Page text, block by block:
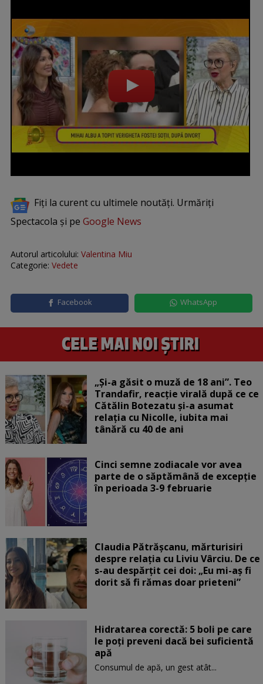
Fiți la curent cu ultimele noutăți. Urmăriți
Spectacola și pe Google News
Autorul articolului: Valentina Miu
Categorie: Vedete
Facebook WhatsApp
„Și-a găsit o muză de 18 ani”. Teo
Trandafir, reacție virală după ce ce
Cătălin Botezatu și-a asumat
relația cu Nicolle, iubita mai
tânără cu 40 de ani
Cinci semne zodiacale vor avea
parte de o săptămână de excepție
în perioada 3-9 februarie
Claudia Pătrășcanu, mărturisiri
despre relația cu Liviu Vârciu. De ce
s-au despărțit cei doi: „Eu mi-aș fi
dorit să fi rămas doar prieteni”
Hidratarea corectă: 5 boli pe care
le poți preveni dacă bei suficientă
apă
Consumul de apă, un gest atât...